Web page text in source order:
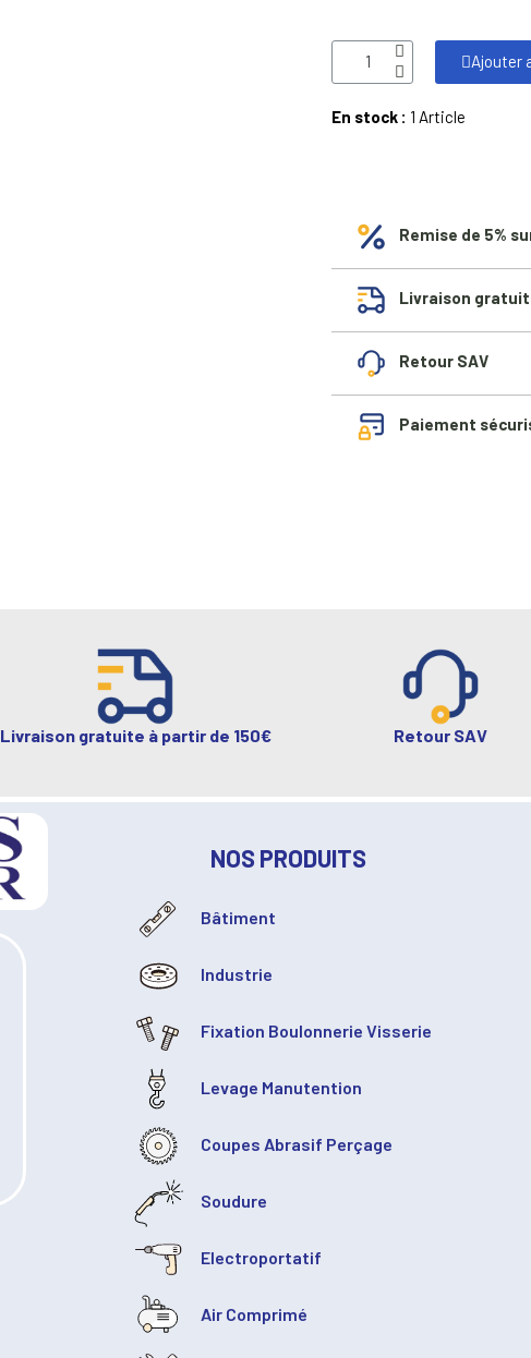
Ajouter
En stock : 1 Article
Remise de 5%
Livraison
Retour SAV
Paiement
Livraison gratuite à partir de 150€ Retour SAV
NOS PRODUITS
Bâtiment
Industrie
Fixation Boulonnerie Visserie
Levage Manutention
Coupes Abrasif Perçage
Soudure
Electroportatif
Air Comprimé